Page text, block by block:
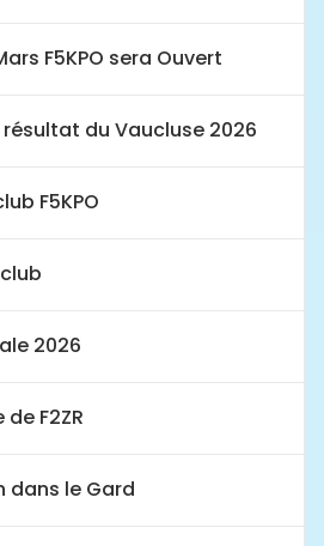
F5KPO sera Ouvert
résultat du Vaucluse 2026
F5KPO
2026
F2ZR
dans le Gard